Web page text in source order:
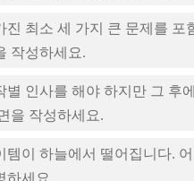
진 최소 세 가지 큰 문제를 포
작성하세요.
별 인사를 해야 하지만 그 후
을 작성하세요.
템이 하늘에서 떨어집니다.